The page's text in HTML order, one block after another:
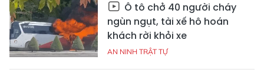
Ô tô chở 40 người cháy
ngùn ngụt, tài xế hô hoán
khách rời khỏi xe
AN NINH TRẬT TỰ